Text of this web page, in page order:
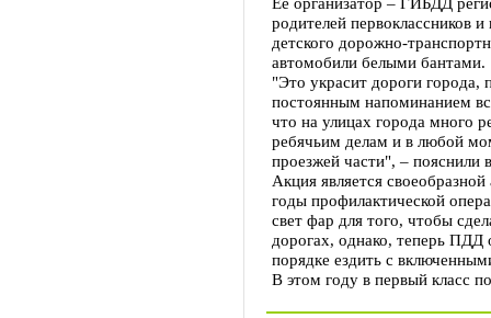
родителей первоклассников
детского дорожно-
автомобили белыми бантами.
"Это украсит дороги города,
постоянным напоминанием
что на улицах города много
ребячьим делам и в любой
проезжей части", – пояснили
Акция является
годы профилактической
свет фар для того, чтобы
дорогах, однако, теперь ПДД
порядке ездить с
В этом году в первый класс